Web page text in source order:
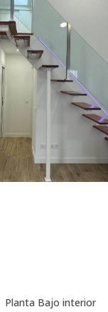
Planta Bajo interior